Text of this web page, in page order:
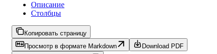
Описание
Столбцы
Копировать страницу
Просмотр в формате Markdown
Download PDF